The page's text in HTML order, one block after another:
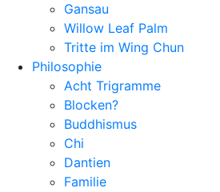
Gansau
Willow Leaf Palm
Tritte im Wing Chun
Philosophie
Acht Trigramme
Blocken?
Buddhismus
Chi
Dantien
Familie